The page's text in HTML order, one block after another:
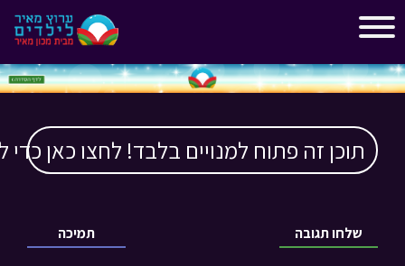
תוכן זה פתוח למנויים בלבד! לחצו כאן כדי
תמיכה שלחו תגובה